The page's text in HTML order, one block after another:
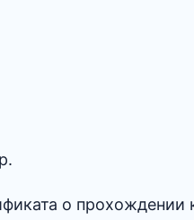
о прохождении